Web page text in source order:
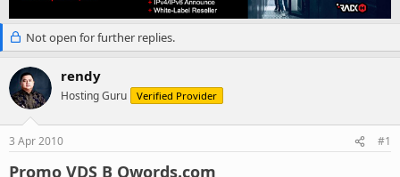
s
a
r
t
e
r
a
t
e
Not open for further replies.
rendy
Hosting Guru Verified Provider
3 Apr 2010 #1
Promo VDS B Qwords.com